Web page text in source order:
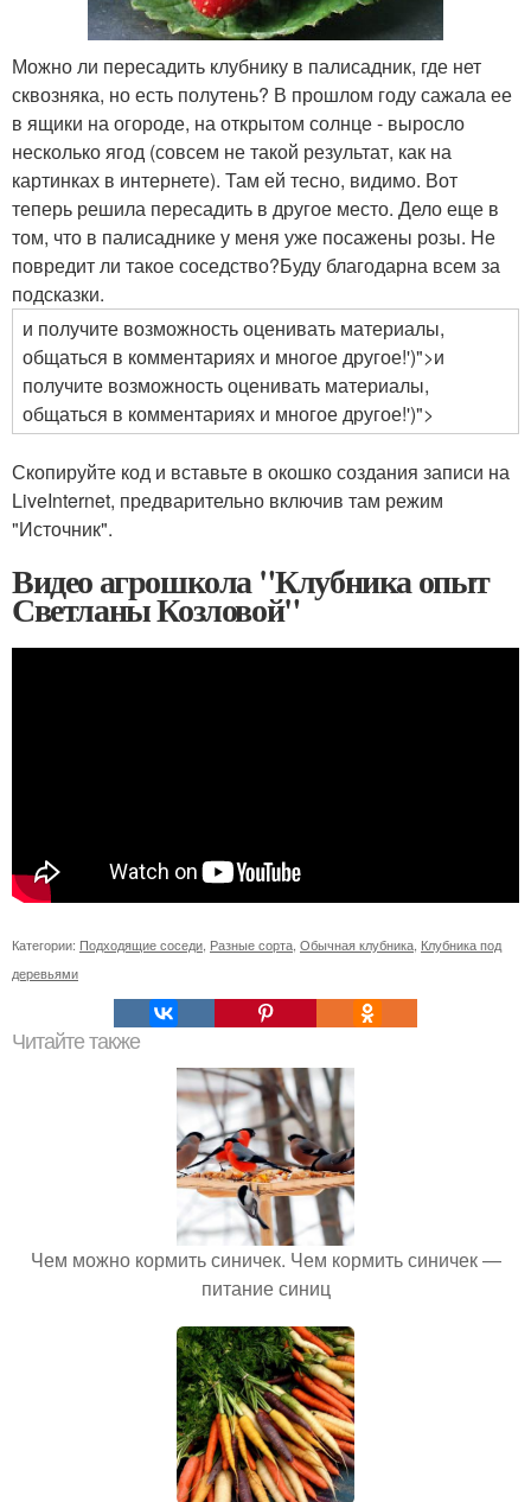
Можно ли пересадить клубнику в палисадник, где нет
сквозняка, но есть полутень? В прошлом году сажала ее
в ящики на огороде, на открытом солнце - выросло
несколько ягод (совсем не такой результат, как на
картинках в интернете). Там ей тесно, видимо. Вот
теперь решила пересадить в другое место. Дело еще в
том, что в палисаднике у меня уже посажены розы. Не
повредит ли такое соседство?Буду благодарна всем за
подсказки.
и получите возможность оценивать материалы,
общаться в комментариях и многое другое!')">и
получите возможность оценивать материалы,
общаться в комментариях и многое другое!')">
Скопируйте код и вставьте в окошко создания записи на
LiveInternet, предварительно включив там режим
"Источник".
Видео агрошкола "Клубника опыт
Светланы Козловой"
Категории: Подходящие соседи Разные сорта Обычная клубника Клубника под
деревьями
Читайте также
Чем можно кормить синичек. Чем кормить синичек —
питание синиц